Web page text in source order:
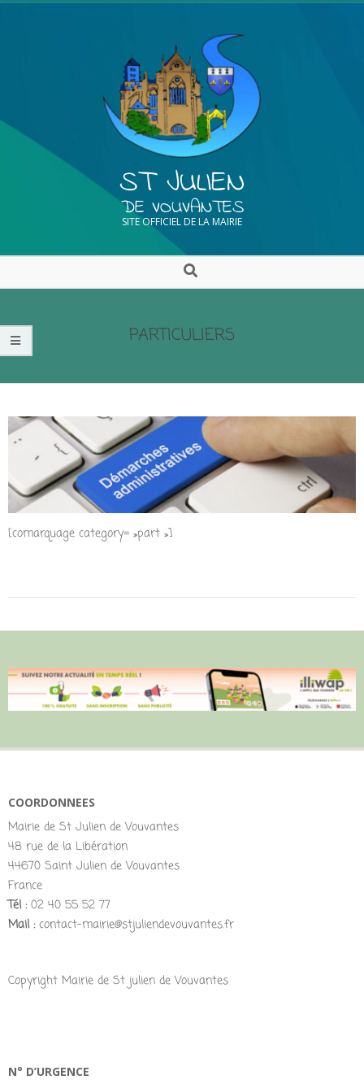
ST JULIEN
DE VOUVANTES
SITE OFFICIEL DE LA MAIRIE
PARTICULIERS
[comarquage category= »part »]
COORDONNEES
Mairie de St Julien de Vouvantes
48 rue de la Libération
44670 Saint Julien de Vouvantes
France
Tél :02 40 55 52 77
Mail :contact-mairie@stjuliendevouvantes.fr
Copyright Mairie de St julien de Vouvantes
N° D’URGENCE